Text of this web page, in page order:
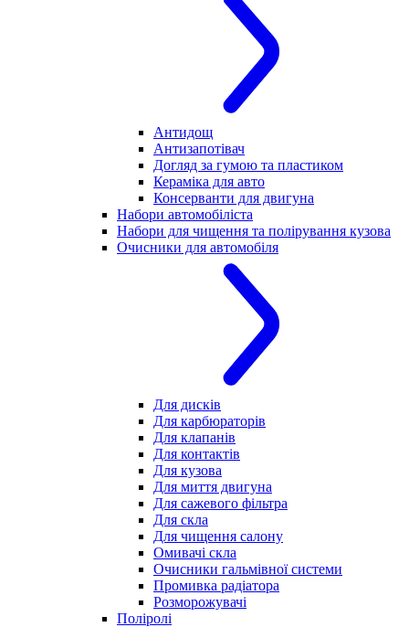
Антидощ
Антизапотівач
Догляд за гумою та пластиком
Кераміка для авто
Консерванти для двигуна
Набори автомобіліста
Набори для чищення та полірування кузова
Очисники для автомобіля
Для дисків
Для карбюраторів
Для клапанів
Для контактів
Для кузова
Для миття двигуна
Для сажевого фільтра
Для скла
Для чищення салону
Омивачі скла
Очисники гальмівної системи
Промивка радіатора
Розморожувачі
Поліролі